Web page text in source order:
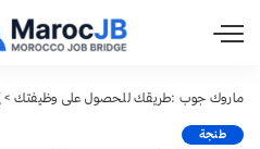
ماروك جوب :طريقك للحصول على وظيفتك >
طنجة